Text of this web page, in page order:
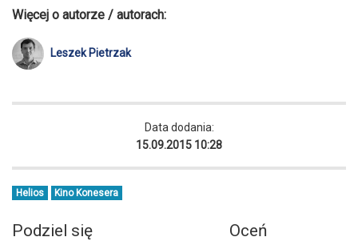
Więcej o autorze / autorach:
Leszek Pietrzak
Data dodania:
15.09.2015 10:28
Helios Kino Konesera
Podziel się Oceń